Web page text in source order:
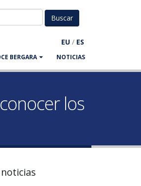
EU / ES
BERGARA NOTICIAS
los